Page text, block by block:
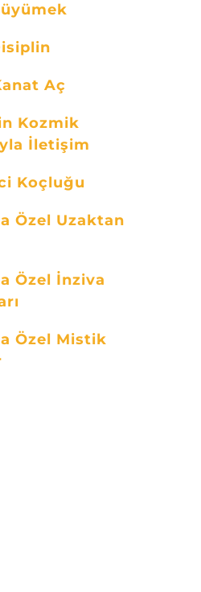
Aç
Kozmik
İletişim
Koçluğu
Özel Uzaktan
Özel İnziva
Özel Mistik